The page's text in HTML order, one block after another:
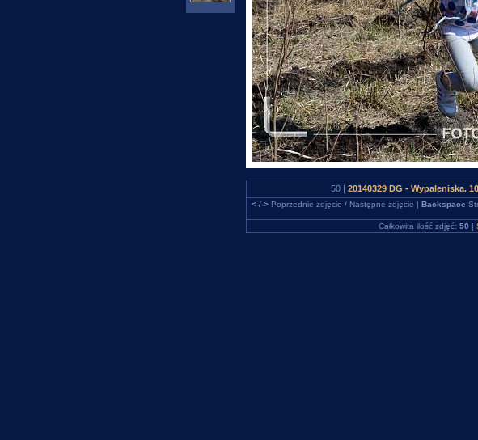
50 | 20140329 DG - Wypaleniska.
<-/->Poprzednie zdjęcie / Następne zdjęcie | Backspace
Całkowita ilość zdjęć: 50 |